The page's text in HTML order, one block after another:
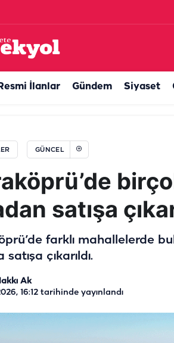
İlanlar Gündem Siyaset
GÜNCEL
satışa
farklı mahallelerde
çıkarıldı.
Ak
16:12 tarihinde yayınlandı